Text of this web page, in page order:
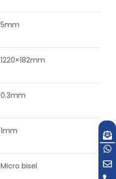
5mm
1220×182mm
0.3mm
1mm
Micro bisel